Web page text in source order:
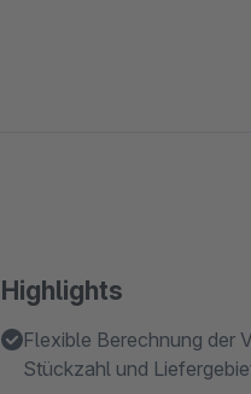
Highlights
Flexible Berechnung der
Stückzahl und